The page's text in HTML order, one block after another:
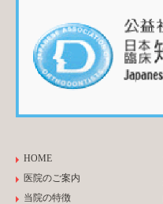
HOME
医院のご案内
当院の特徴